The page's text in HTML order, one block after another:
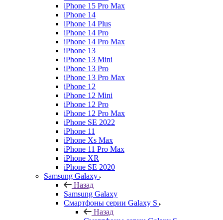
iPhone 15 Pro Max
iPhone 14
iPhone 14 Plus
iPhone 14 Pro
iPhone 14 Pro Max
iPhone 13
iPhone 13 Mini
iPhone 13 Pro
iPhone 13 Pro Max
iPhone 12
iPhone 12 Mini
iPhone 12 Pro
iPhone 12 Pro Max
iPhone SE 2022
iPhone 11
iPhone Xs Max
iPhone 11 Pro Max
iPhone XR
iPhone SE 2020
Samsung Galaxy
Назад
Samsung Galaxy
Смартфоны серии Galaxy S
Назад